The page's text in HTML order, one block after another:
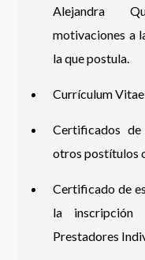
Alejandra
motivaciones a
la que postula.
Currículum
Certificados de
otros postítulos
Certificado de
la
Prestadores